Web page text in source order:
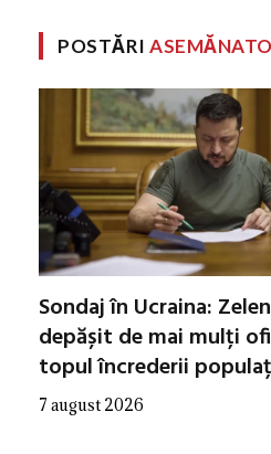
POSTĂRI
Sondaj în Ucraina:
depășit de mai mulți
topul încrederii
7 august 2026